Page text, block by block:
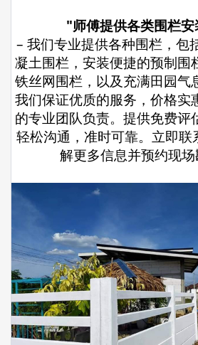
"师傅提供各类围栏安
– 我们专业提供各种围栏，包
凝土围栏，安装便捷的预制围
铁丝网围栏，以及充满田园气
我们保证优质的服务，价格实
的专业团队负责。提供免费评
轻松沟通，准时可靠。立即联
解更多信息并预约现